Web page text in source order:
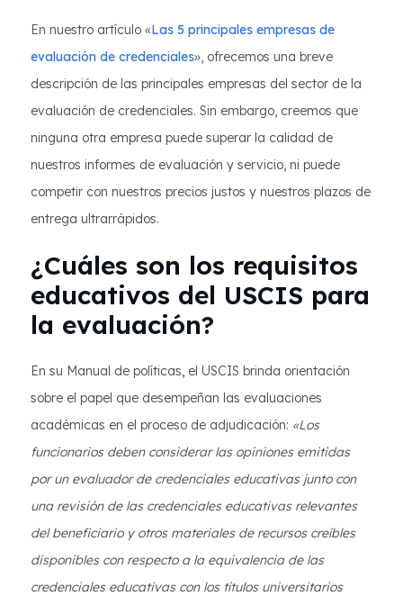
En nuestro artículo «Las 5 principales empresas de
evaluación de credenciales», ofrecemos una breve
descripción de las principales empresas del sector de la
evaluación de credenciales. Sin embargo, creemos que
ninguna otra empresa puede superar la calidad de
nuestros informes de evaluación y servicio, ni puede
competir con nuestros precios justos y nuestros plazos de
entrega ultrarrápidos.
¿Cuáles son los requisitos
educativos del USCIS para
la evaluación?
En su Manual de políticas, el USCIS brinda orientación
sobre el papel que desempeñan las evaluaciones
académicas en el proceso de adjudicación: «Los
funcionarios deben considerar las opiniones emitidas
por un evaluador de credenciales educativas junto con
una revisión de las credenciales educativas relevantes
del beneficiario y otros materiales de recursos creíbles
disponibles con respecto a la equivalencia de las
credenciales educativas con los títulos universitarios